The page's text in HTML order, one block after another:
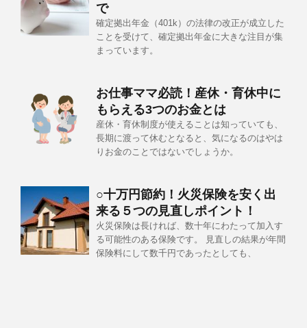
で
確定拠出年金（401k）の法律の改正が成立した
ことを受けて、確定拠出年金に大きな注目が集
まっています。
お仕事ママ必読！産休・育休中に
もらえる3つのお金とは
産休・育休制度が使えることは知っていても、
長期に渡って休むとなると、気になるのはやは
りお金のことではないでしょうか。
○十万円節約！火災保険を安く出
来る５つの見直しポイント！
火災保険は長ければ、数十年にわたって加入す
る可能性のある保険です。 見直しの結果が年間
保険料にして数千円であったとしても、